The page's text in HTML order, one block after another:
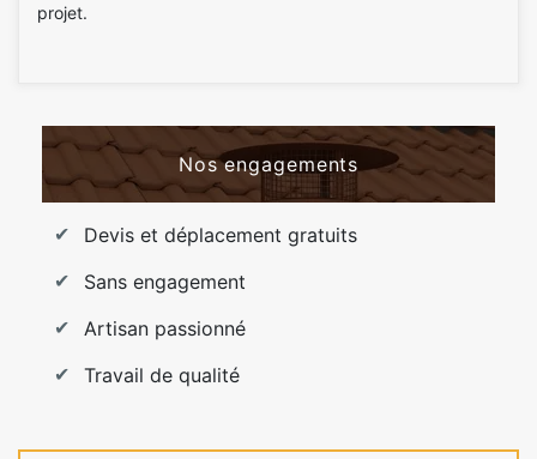
projet.
Nos engagements
Devis et déplacement gratuits
Sans engagement
Artisan passionné
Travail de qualité